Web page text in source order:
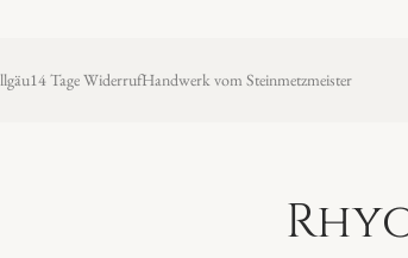
14 Tage WiderrufHandwerk vom Steinmetzmeister